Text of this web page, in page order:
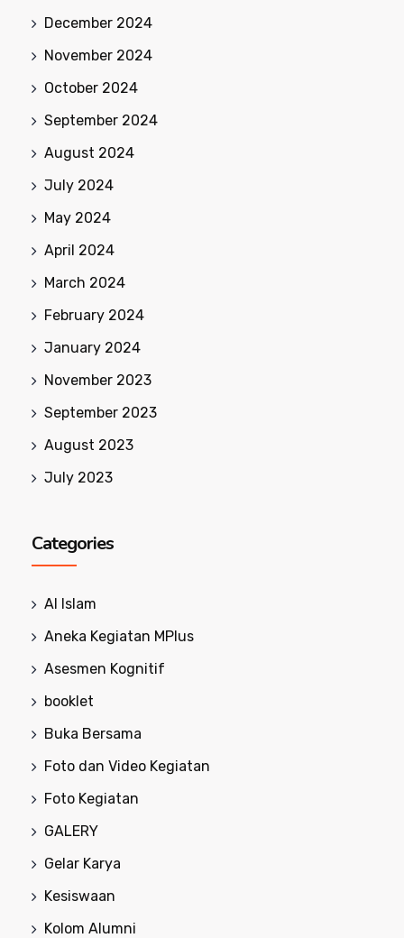
December 2024
November 2024
October 2024
September 2024
August 2024
July 2024
May 2024
April 2024
March 2024
February 2024
January 2024
November 2023
September 2023
August 2023
July 2023
Categories
Al Islam
Aneka Kegiatan MPlus
Asesmen Kognitif
booklet
Buka Bersama
Foto dan Video Kegiatan
Foto Kegiatan
GALERY
Gelar Karya
Kesiswaan
Kolom Alumni